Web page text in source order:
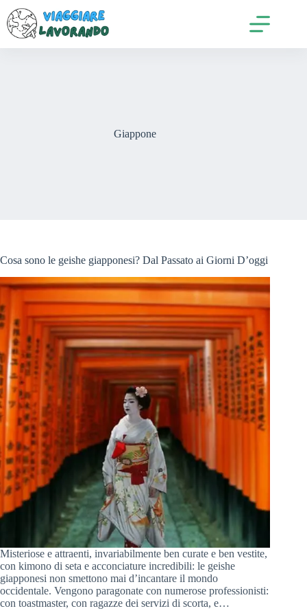
contenuto
Giappone
Cosa sono le geishe giapponesi? Dal Passato ai Giorni D’oggi
Misteriose e attraenti, invariabilmente ben curate e ben vestite,
con kimono di seta e acconciature incredibili: le geishe
giapponesi non smettono mai d’incantare il mondo
occidentale. Vengono paragonate con numerose professionisti:
con toastmaster, con ragazze dei servizi di scorta, e…